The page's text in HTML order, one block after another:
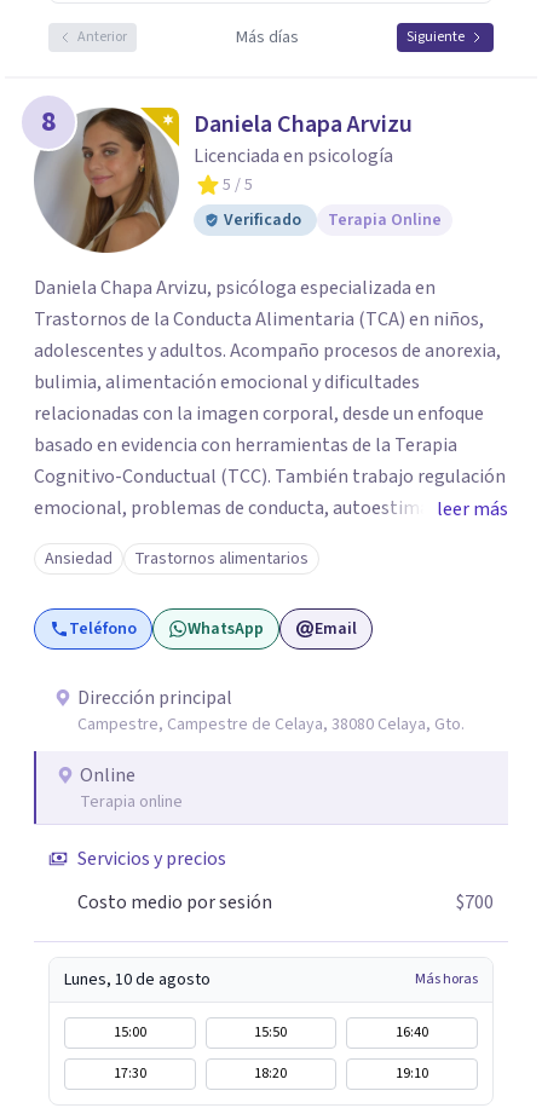
Anterior Más días Siguiente
8 Daniela Chapa Arvizu
Licenciada en psicología
5 / 5
Verificado
Terapia Online
Daniela Chapa Arvizu, psicóloga especializada en
Trastornos de la Conducta Alimentaria (TCA) en niños,
adolescentes y adultos. Acompaño procesos de anorexia,
bulimia, alimentación emocional y dificultades
relacionadas con la imagen corporal, desde un enfoque
basado en evidencia con herramientas de la Terapia
Cognitivo-Conductual (TCC). También trabajo regulación
emocional, problemas de conducta, autoestima y
desarrollo de habilidades sociales y emocionales en
población infantil y juvenil. Me mantengo en constante
formación y actualización para brindar el
acompañamiento más efectivo a cada persona. Ofrezco
alimentación consciente, adaptado a las necesidades de
cada paciente y su familia. Atiendo de forma online.
Puedes reservar tu primera sesión directamente desde mi
perfil.
leer más
Ansiedad Trastornos alimentarios
Teléfono WhatsApp Email
Dirección principal
Campestre, Campestre de Celaya, 38080 Celaya, Gto.
Online
Terapia online
Servicios y precios
Costo medio por sesión
$700
Lunes, 10 de agosto Más horas
15:00 15:50
16:40
17:30
18:20 19:10